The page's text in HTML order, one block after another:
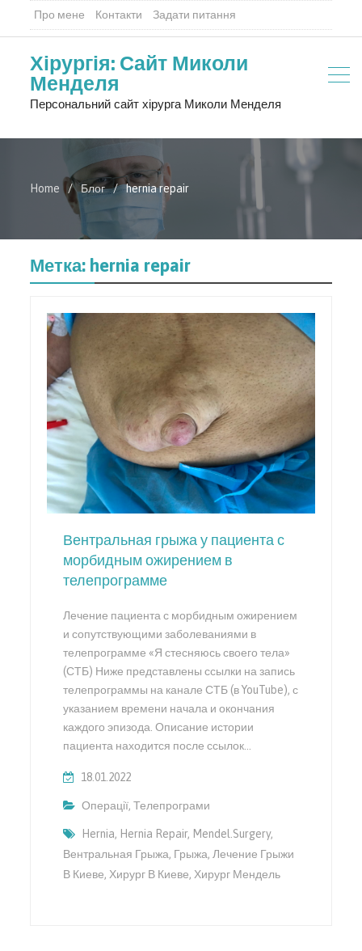
Про мене Контакти Задати питання
Хірургія: Сайт Миколи
Менделя
Персональний сайт хірурга Миколи Менделя
Home Блог hernia repair
Метка: hernia repair
Вентральная грыжа у пациента с
морбидным ожирением в
телепрограмме
Лечение пациента с морбидным ожирением
и сопутствующими заболеваниями в
телепрограмме «Я стесняюсь своего тела»
(СТБ) Ниже представлены ссылки на запись
телепрограммы на канале СТБ (в YouTube), с
указанием времени начала и окончания
каждого эпизода. Описание истории
пациента находится после ссылок…
18.01.2022
Операції,Телепрограми
Hernia, Hernia Repair, Mendel.surgery,
Вентральная Грыжа, Грыжа,Лечение Грыжи
В Киеве,Хирург В Киеве,Хирург Мендель